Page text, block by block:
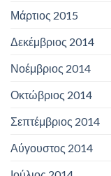
Μάρτιος 2015
Δεκέμβριος 2014
Νοέμβριος 2014
Οκτώβριος 2014
Σεπτέμβριος 2014
Αύγουστος 2014